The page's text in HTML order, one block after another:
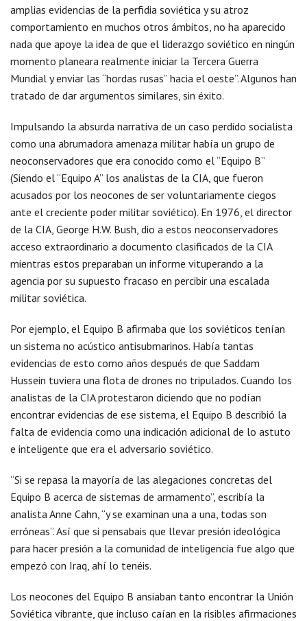
amplias evidencias de la perfidia soviética y su atroz
comportamiento en muchos otros ámbitos, no ha aparecido
nada que apoye la idea de que el liderazgo soviético en ningún
momento planeara realmente iniciar la Tercera Guerra
Mundial y enviar las “hordas rusas” hacia el oeste”. Algunos han
tratado de dar argumentos similares, sin éxito.
Impulsando la absurda narrativa de un caso perdido socialista
como una abrumadora amenaza militar había un grupo de
neoconservadores que era conocido como el “Equipo B”
(Siendo el “Equipo A” los analistas de la CIA, que fueron
acusados por los neocones de ser voluntariamente ciegos
ante el creciente poder militar soviético). En 1976, el director
de la CIA, George H.W. Bush, dio a estos neoconservadores
acceso extraordinario a documento clasificados de la CIA
mientras estos preparaban un informe vituperando a la
agencia por su supuesto fracaso en percibir una escalada
militar soviética.
Por ejemplo, el Equipo B afirmaba que los soviéticos tenían
un sistema no acústico antisubmarinos. Había tantas
evidencias de esto como años después de que Saddam
Hussein tuviera una flota de drones no tripulados. Cuando los
analistas de la CIA protestaron diciendo que no podían
encontrar evidencias de ese sistema, el Equipo B describió la
falta de evidencia como una indicación adicional de lo astuto
e inteligente que era el adversario soviético.
“Si se repasa la mayoría de las alegaciones concretas del
Equipo B acerca de sistemas de armamento”, escribía la
analista Anne Cahn, “y se examinan una a una, todas son
erróneas”. Así que si pensabais que llevar presión ideológica
para hacer presión a la comunidad de inteligencia fue algo que
empezó con Iraq, ahí lo tenéis.
Los neocones del Equipo B ansiaban tanto encontrar la Unión
Soviética vibrante, que incluso caían en la risibles afirmaciones